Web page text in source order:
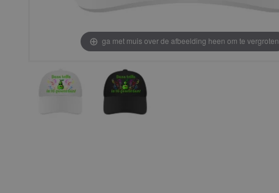
ga met muis over de afbeelding heen om te vergroten